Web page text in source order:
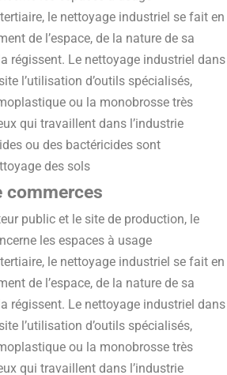
le nettoyage industriel se fait en
de l’espace, de la nature de sa
régissent. Le nettoyage industriel dans
l’utilisation d’outils spécialisés,
ou la monobrosse très
qui travaillent dans l’industrie
ou des bactéricides sont
des sols.
commerces
public et le site de production, le
les espaces à usage
le nettoyage industriel se fait en
de l’espace, de la nature de sa
régissent. Le nettoyage industriel dans
l’utilisation d’outils spécialisés,
ou la monobrosse très
qui travaillent dans l’industrie